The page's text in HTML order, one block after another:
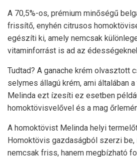
A 70,5%-os, prémium minőségű
frissítő, enyhén citrusos
egészíti ki, amely nemcsak
vitaminforrást is ad az
Tudtad? A ganache krém olvasztott
selymes állagú krém, ami általában
Melinda ezt ízesíti ez esetben
homoktövisvelővel és a mag
A homoktövist Melinda helyi
Homoktövis gazdaságból szerzi be,
nemcsak friss, hanem megbízható